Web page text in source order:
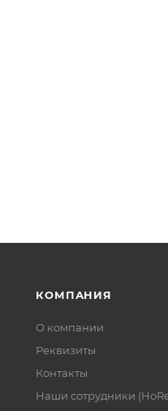
КОМПАНИЯ
О компании
Реквизиты
Контакты
Наши сотрудники